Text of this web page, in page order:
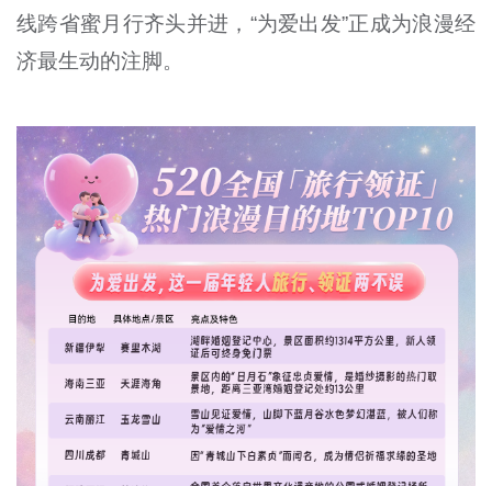
线跨省蜜月行齐头并进，“为爱出发”正成为浪漫经
济最生动的注脚。